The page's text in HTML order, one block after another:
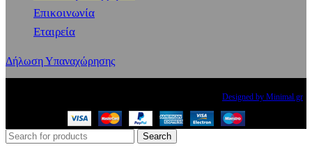
Επικοινωνία
Εταιρεία
Δήλωση Υπαναχώρησης
Designed by Minimal.gr
Search